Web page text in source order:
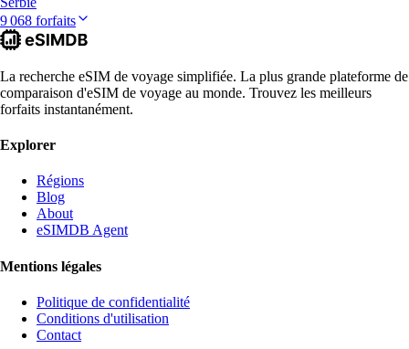
9 068 forfaits
La recherche eSIM de voyage simplifiée. La plus grande plateforme de
comparaison d'eSIM de voyage au monde. Trouvez les meilleurs
forfaits instantanément.
Explorer
Régions
Blog
About
eSIMDB Agent
Mentions légales
Politique de confidentialité
Conditions d'utilisation
Contact